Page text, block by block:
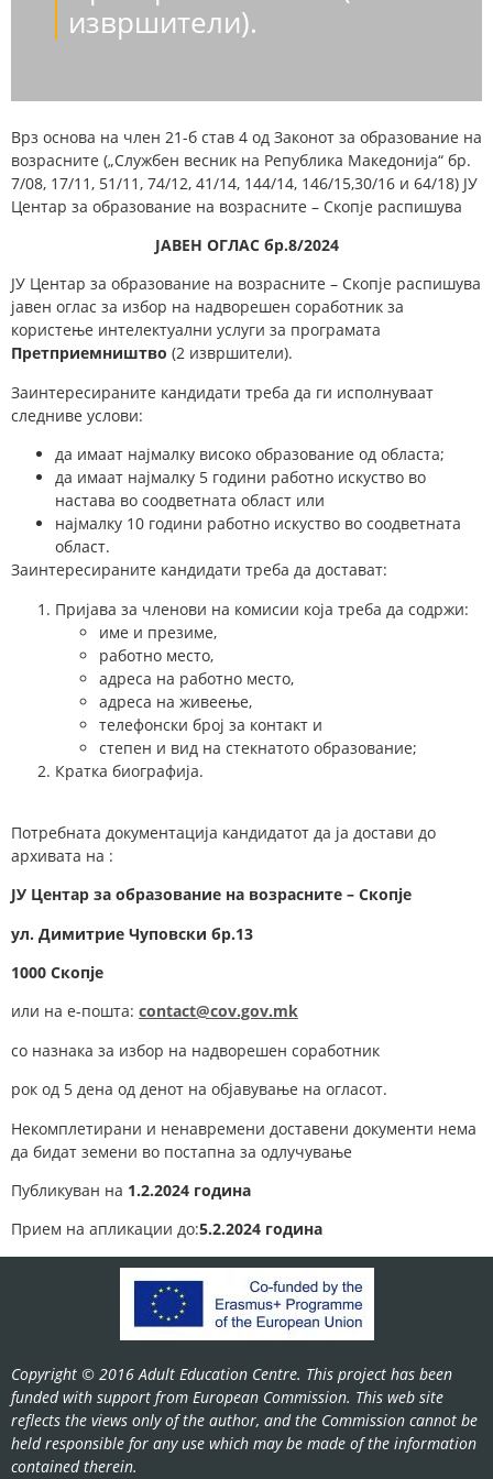
извршители).
Врз основа на член 21-б став 4 од Законот за образование на
возрасните („Службен весник на Република Македонија“ бр.
7/08, 17/11, 51/11, 74/12, 41/14, 144/14, 146/15,30/16 и 64/18) ЈУ
Центар за образование на возрасните – Скопје распишува
ЈАВЕН ОГЛАС бр.8/2024
ЈУ Центар за образование на возрасните – Скопје распишува
јавен оглас за избор на надворешен соработник за
користење интелектуални услуги за програмата
Претприемништво (2 извршители).
Заинтересираните кандидати треба да ги исполнуваат
следниве услови:
да имаат најмалку високо образование од областа;
да имаат најмалку 5 години работно искуство во
настава во соодветната област или
најмалку 10 години работно искуство во соодветната
област.
Заинтересираните кандидати треба да достават:
Пријава за членови на комисии која треба да содржи:
име и презиме,
работно место,
адреса на работно место,
адреса на живеење,
телефонски број за контакт и
степен и вид на стекнатото образование;
Кратка биографија.
Потребната документација кандидатот да ја достави до
архивата на :
ЈУ Центар за образование на возрасните – Скопје
ул. Димитрие Чуповски бр.13
1000 Скопје
или на е-пошта: contact@cov.gov.mk
со назнака за избор на надворешен соработник
рок од 5 дена од денот на објавување на огласот.
Некомплетирани и ненавремени доставени документи нема
да бидат земени во постапна за одлучување
Публикуван на 1.2.2024 година
Прием на апликации до:5.2.2024 година
Copyright © 2016 Adult Education Centre. This project has been
funded with support from European Commission. This web site
reflects the views only of the author, and the Commission cannot be
held responsible for any use which may be made of the information
contained therein.